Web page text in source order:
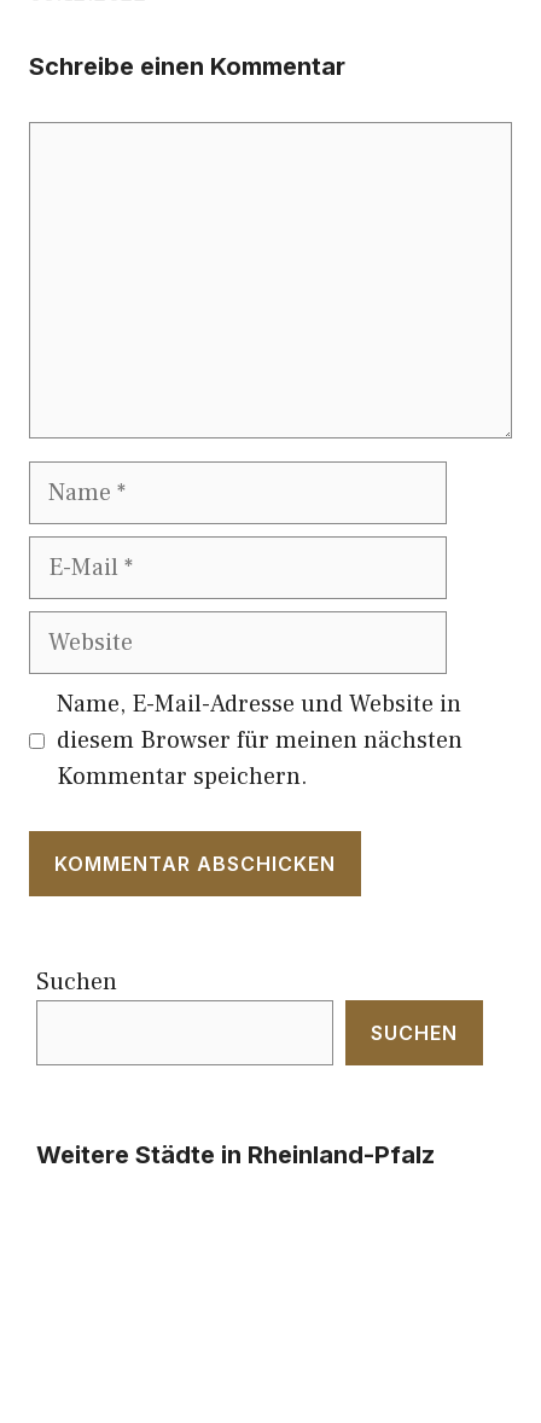
Schreibe einen Kommentar
Name
E-
Website
Name, E-Mail-Adresse und Website in
diesem Browser für meinen nächsten
Kommentar speichern.
Suchen
SUCHEN
Weitere Städte in Rheinland-Pfalz